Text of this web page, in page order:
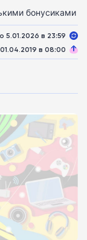
бонусиками
5.01.2026 в 23:59
в 08:00